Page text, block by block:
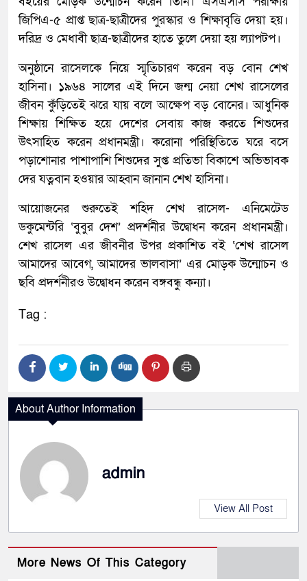
জিপিএ-৫ প্রাপ্ত ছাত্র-ছাত্রীদের পুরস্কার ও শিক্ষাবৃত্তি দেয়া হয়।
দরিদ্র ও মেধাবী ছাত্র-ছাত্রীদের হাতে তুলে দেয়া হয় ল্যাপটপ।
অনুষ্ঠানে রাসেলকে নিয়ে স্মৃতিচারণ করেন বড় বোন শেখ
হাসিনা। ১৯৬৪ সালের এই দিনে জন্ম নেয়া শেখ রাসেলের
জীবন কুঁড়িতেই ঝরে যায় বলে আক্ষেপ বড় বোনের। আধুনিক
শিক্ষায় শিক্ষিত হয়ে দেশের সেবায় কাজ করতে শিশুদের
উৎসাহিত করেন প্রধানমন্ত্রী। করোনা পরিস্থিতিতে ঘরে বসে
পড়াশোনার পাশাপাশি শিশুদের সুপ্ত প্রতিভা বিকাশে অভিভাবক
দের যত্নবান হওয়ার আহ্বান জানান শেখ হাসিনা।
আয়োজনের শুরুতেই শহিদ শেখ রাসেল- এনিমেটেড
ডকুমেন্টরি ‘বুবুর দেশ’ প্রদর্শনীর উদ্বোধন করেন প্রধানমন্ত্রী।
শেখ রাসেল এর জীবনীর উপর প্রকাশিত বই ‘শেখ রাসেল
আমাদের আবেগ, আমাদের ভালবাসা’ এর মোড়ক উন্মোচন ও
ছবি প্রদর্শনীরও উদ্বোধন করেন বঙ্গবন্ধু কন্যা।
Tag :
About Author Information
admin
View All Post
More News Of This Category